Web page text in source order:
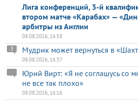
Лига конференций, 3-й
втором матче «Карабах» —
арбитры из Англии
08.08.2026, 16:58
Мудрик может вернуться в
3
08.08.2026, 16:37
Юрий Вирт: «Я не соглашусь со
не все так плохо»
08.08.2026, 16:16